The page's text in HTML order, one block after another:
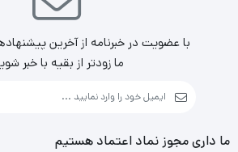
با عضویت در خبرنامه از آخرین
ما زودتر از بقیه با خبر
ما داری مجوز نماد اعتماد هستیم